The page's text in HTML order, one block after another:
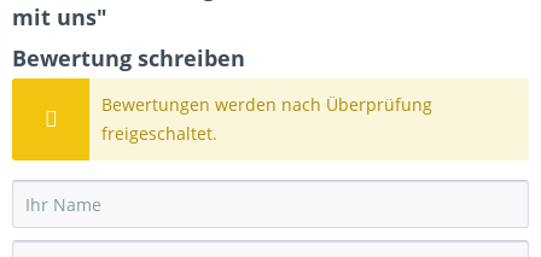
mit uns"
Bewertung schreiben
Bewertungen werden nach Überprüfung
freigeschaltet.